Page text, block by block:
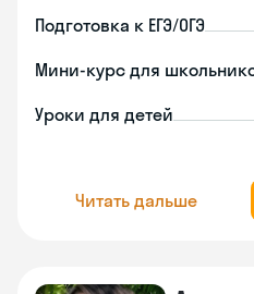
Подготовка к ЕГЭ/ОГЭ
Мини-курс для
Уроки для детей
Читать дальше